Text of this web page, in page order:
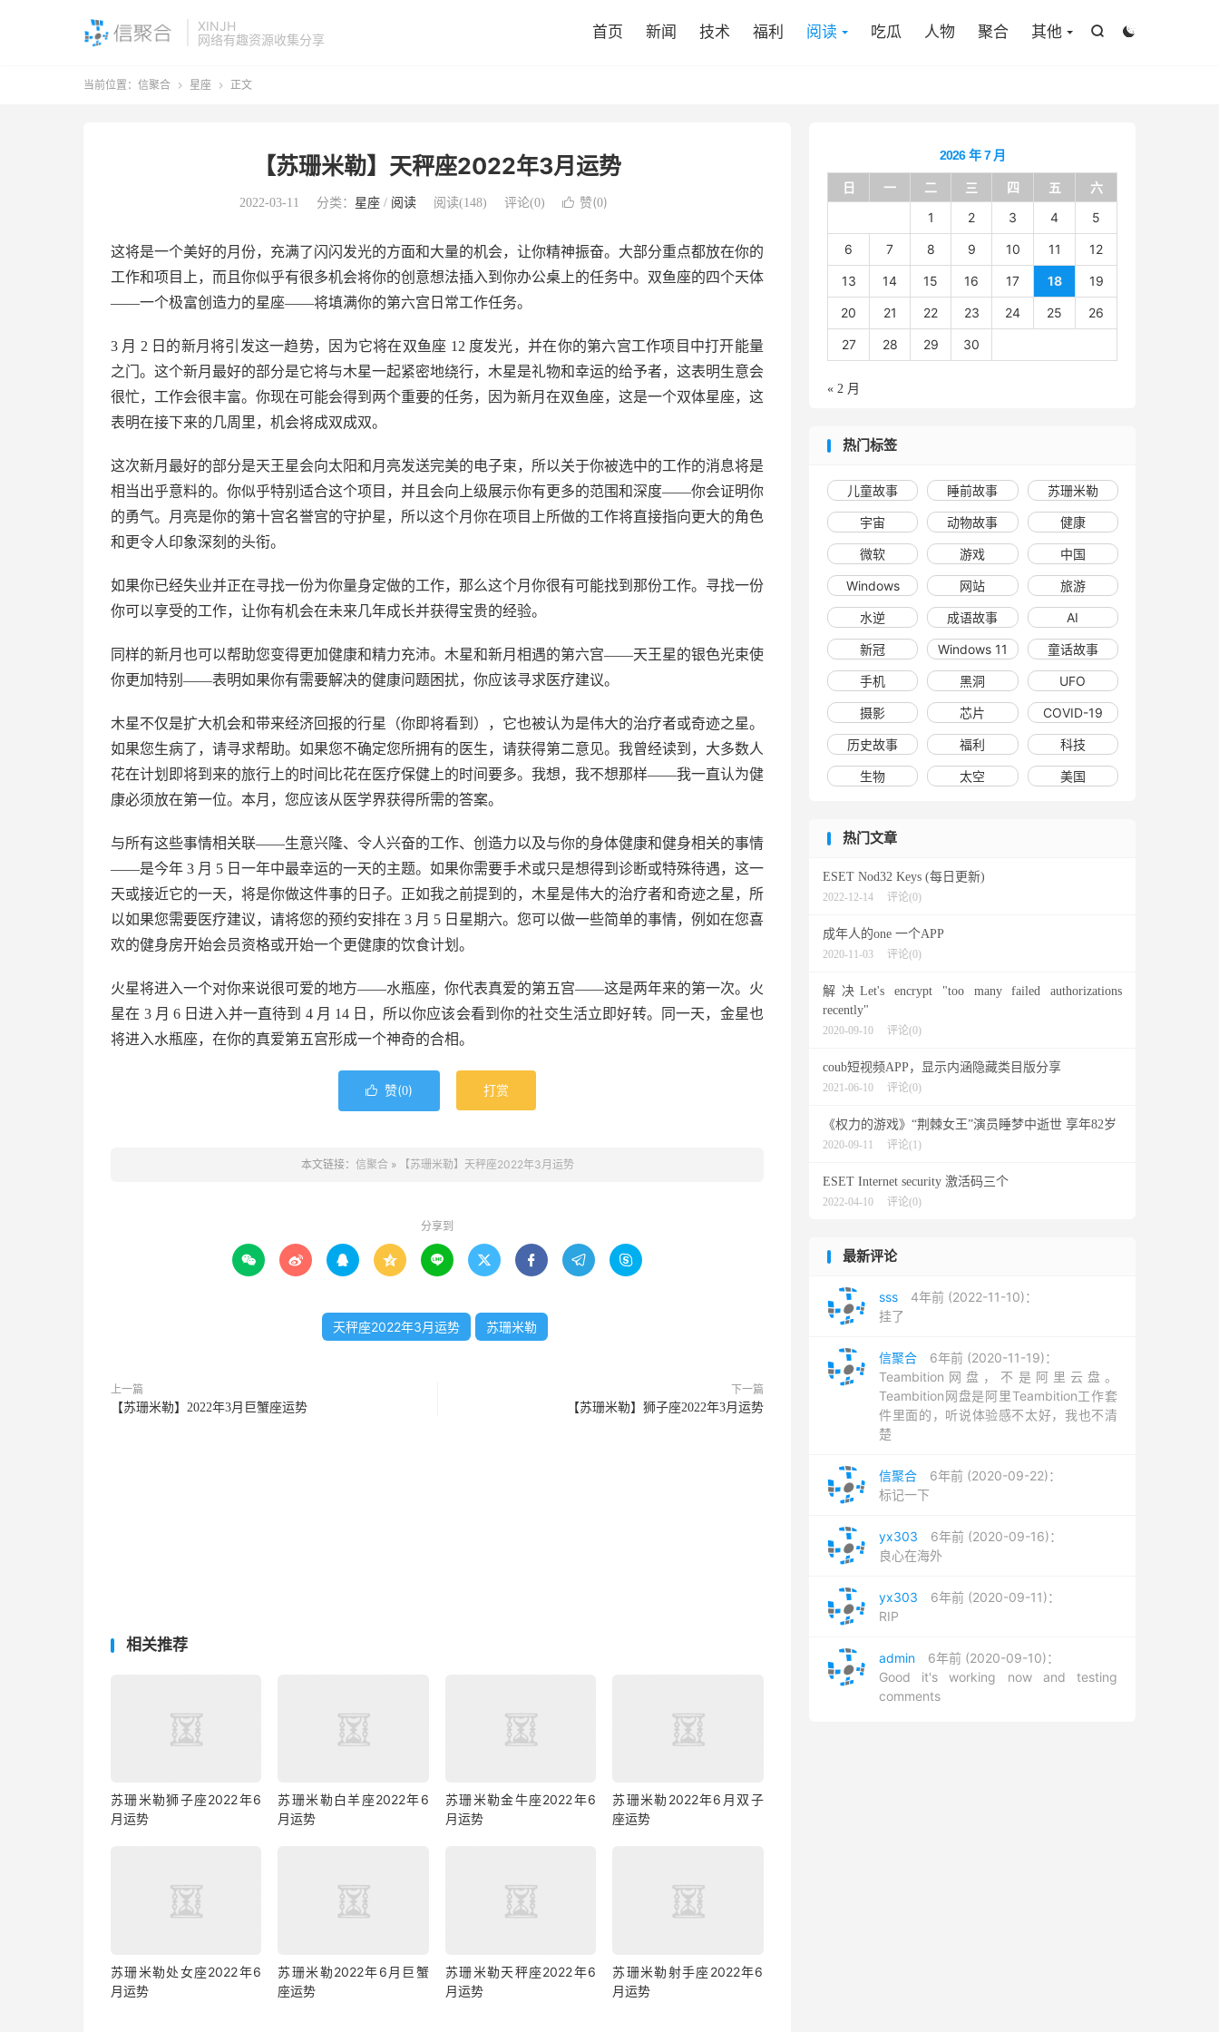
XINJH
网络有趣资源收集分享


首页 新闻 技术 福利 阅读 吃瓜 人物 聚合 其他
当前位置： 信聚合  星座  正文
【苏珊米勒】天秤座2022年3月运势
2022-03-11 分类： 星座 / 阅读 阅读(148) 评论(0)  赞(0)
这将是一个美好的月份，充满了闪闪发光的方面和大量的机会，让你精神振奋。大部分重点都放在你的
工作和项目上，而且你似乎有很多机会将你的创意想法插入到你办公桌上的任务中。双鱼座的四个天体
——一个极富创造力的星座——将填满你的第六宫日常工作任务。
3 月 2 日的新月将引发这一趋势，因为它将在双鱼座 12 度发光，并在你的第六宫工作项目中打开能量
之门。这个新月最好的部分是它将与木星一起紧密地绕行，木星是礼物和幸运的给予者，这表明生意会
很忙，工作会很丰富。你现在可能会得到两个重要的任务，因为新月在双鱼座，这是一个双体星座，这
表明在接下来的几周里，机会将成双成双。
这次新月最好的部分是天王星会向太阳和月亮发送完美的电子束，所以关于你被选中的工作的消息将是
相当出乎意料的。你似乎特别适合这个项目，并且会向上级展示你有更多的范围和深度——你会证明你
的勇气。月亮是你的第十宫名誉宫的守护星，所以这个月你在项目上所做的工作将直接指向更大的角色
和更令人印象深刻的头衔。
如果你已经失业并正在寻找一份为你量身定做的工作，那么这个月你很有可能找到那份工作。寻找一份
你可以享受的工作，让你有机会在未来几年成长并获得宝贵的经验。
同样的新月也可以帮助您变得更加健康和精力充沛。木星和新月相遇的第六宫——天王星的银色光束使
你更加特别——表明如果你有需要解决的健康问题困扰，你应该寻求医疗建议。
木星不仅是扩大机会和带来经济回报的行星（你即将看到），它也被认为是伟大的治疗者或奇迹之星。
如果您生病了，请寻求帮助。如果您不确定您所拥有的医生，请获得第二意见。我曾经读到，大多数人
花在计划即将到来的旅行上的时间比花在医疗保健上的时间要多。我想，我不想那样——我一直认为健
康必须放在第一位。本月，您应该从医学界获得所需的答案。
与所有这些事情相关联——生意兴隆、令人兴奋的工作、创造力以及与你的身体健康和健身相关的事情
——是今年 3 月 5 日一年中最幸运的一天的主题。如果你需要手术或只是想得到诊断或特殊待遇，这一
天或接近它的一天，将是你做这件事的日子。正如我之前提到的，木星是伟大的治疗者和奇迹之星，所
以如果您需要医疗建议，请将您的预约安排在 3 月 5 日星期六。您可以做一些简单的事情，例如在您喜
欢的健身房开始会员资格或开始一个更健康的饮食计划。
火星将进入一个对你来说很可爱的地方——水瓶座，你代表真爱的第五宫——这是两年来的第一次。火
星在 3 月 6 日进入并一直待到 4 月 14 日，所以你应该会看到你的社交生活立即好转。同一天，金星也
将进入水瓶座，在你的真爱第五宫形成一个神奇的合相。
 赞(0) 打赏
本文链接： 信聚合» 【苏珊米勒】天秤座2022年3月运势
分享到
        
天秤座2022年3月运势 苏珊米勒
上一篇
【苏珊米勒】2022年3月巨蟹座运势
下一篇
【苏珊米勒】狮子座2022年3月运势
相关推荐
苏珊米勒狮子座2022年6
月运势
苏珊米勒白羊座2022年6
月运势
苏珊米勒金牛座2022年6
月运势
苏珊米勒2022年6月双子
座运势
苏珊米勒处女座2022年6
月运势
苏珊米勒2022年6月巨蟹
座运势
苏珊米勒天秤座2022年6
月运势
苏珊米勒射手座2022年6
月运势
2026 年 7 月
日 一 二 三 四 五
六
1
2 3 4 5
6 7 8 9 10 11 12
13 14 15 16 17 18 19
20 21 22 23 24 25 26
27 28 29 30
« 2 月
热门标签
儿童故事 睡前故事 苏珊米勒
宇宙 动物故事 健康
微软 游戏 中国
Windows 网站 旅游
水逆 成语故事 AI
新冠 Windows 11 童话故事
手机 黑洞 UFO
摄影 芯片 COVID-19
历史故事 福利 科技
生物 太空 美国
热门文章
ESET Nod32 Keys (每日更新)
2022-12-14 评论(0)
成年人的one 一个APP
2020-11-03 评论(0)
解决Let's encrypt "too many failed authorizations
recently"
2020-09-10 评论(0)
coub短视频APP，显示内涵隐藏类目版分享
2021-06-10 评论(0)
《权力的游戏》“荆棘女王”演员睡梦中逝世 享年82岁
2020-09-11 评论(1)
ESET Internet security 激活码三个
2022-04-10 评论(0)
最新评论
sss
4年前 (2022-11-10)：
挂了
信聚合
6年前 (2020-11-19)：
Teambition网盘，不是阿里云盘。
Teambition网盘是阿里Teambition工作套
件里面的，听说体验感不太好，我也不清
楚
信聚合
6年前 (2020-09-22)：
标记一下
yx303
6年前 (2020-09-16)：
良心在海外
yx303
6年前 (2020-09-11)：
RIP
admin
6年前 (2020-09-10)：
Good it's working now and testing
comments